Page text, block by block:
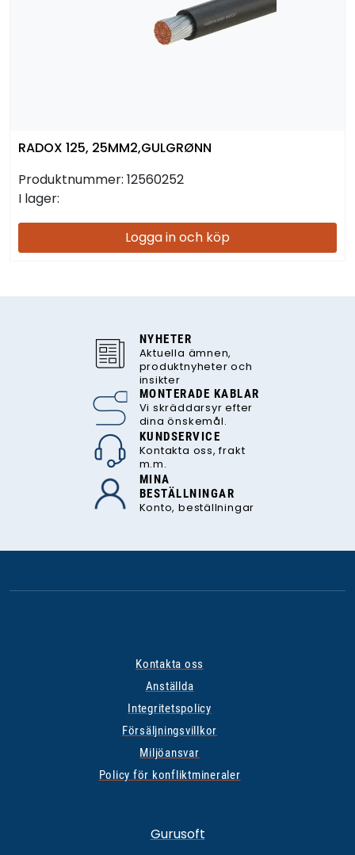
RADOX 125, 25MM2,GULGRØNN
Produktnummer: 12560252
I lager:
Logga in och köp
NYHETER
Aktuella ämnen,
produktnyheter och
insikter
MONTERADE KABLAR
Vi skräddarsyr efter
dina önskemål.
KUNDSERVICE
Kontakta oss, frakt
m.m.
MINA
BESTÄLLNINGAR
Konto, beställningar
Kontakta oss
Anställda
Integritetspolicy
Försäljningsvillkor
Miljöansvar
Policy för konfliktmineraler
Gurusoft